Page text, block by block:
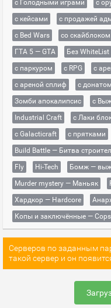
с Голодными играми
с
с кейсами
с продажей
с Bed Wars
со
ГТА 5 — GTA
Без WhiteList
с паркуром
с RPG с
с ареной сплиф
с донатом
Зомби апокалипсис
с
Industrial Craft
с Лаки
с Galacticraft
с прятками
Build Battle — Битва
Fly
Hi-Tech
Бомж —
Murder mystery — Маньяк
Хардкор — Hardcore
Копы и заключённые —
Серверов по заданным
такой сервер и он